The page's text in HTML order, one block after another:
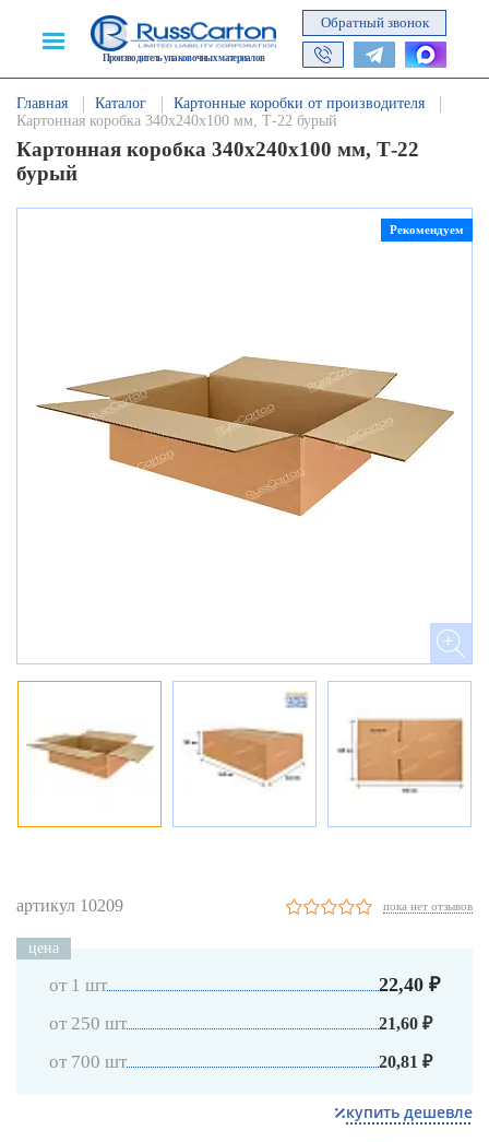
Производитель упаковочных материалов
Обратный звонок
Главная Каталог
Картонные коробки от производителя
Картонная коробка 340х240х100 мм, Т-22 бурый
Картонная коробка 340х240х100 мм, Т-22
бурый
Рекомендуем
артикул 10209 пока нет отзывов
цена
от 1 шт 22,40 ₽
от 250 шт 21,60 ₽
от 700 шт 20,81 ₽
купить дешевле